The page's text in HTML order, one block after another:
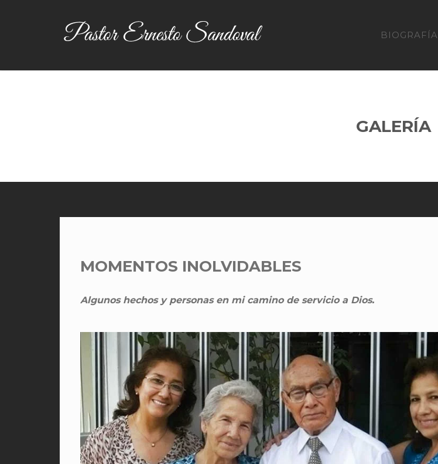
BIOGRAFÍA
GALERÍA
MOMENTOS INOLVIDABLES
Algunos hechos y personas en mi camino de servicio a Dios.